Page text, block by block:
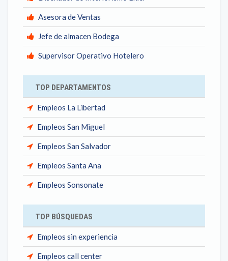
Asesora de Ventas
Jefe de almacen Bodega
Supervisor Operativo Hotelero
TOP DEPARTAMENTOS
Empleos La Libertad
Empleos San Miguel
Empleos San Salvador
Empleos Santa Ana
Empleos Sonsonate
TOP BÚSQUEDAS
Empleos sin experiencia
Empleos call center